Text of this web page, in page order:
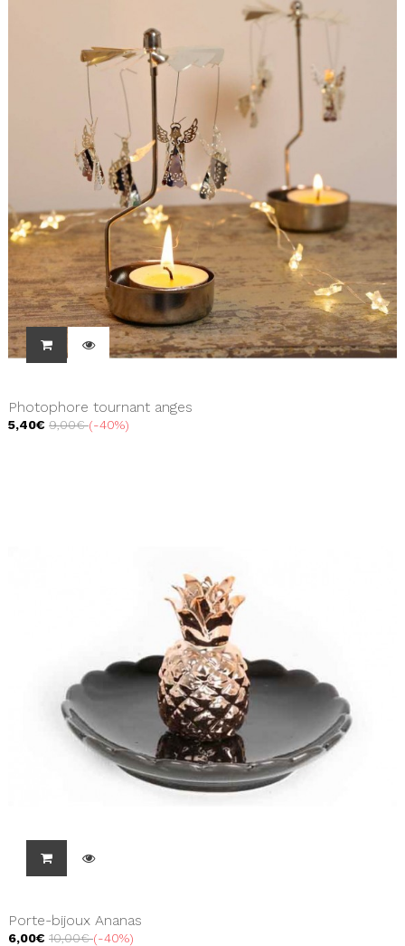
Photophore tournant anges
5,40€ 9,00€ -40%
Porte-bijoux Ananas
6,00€ 10,00€ -40%